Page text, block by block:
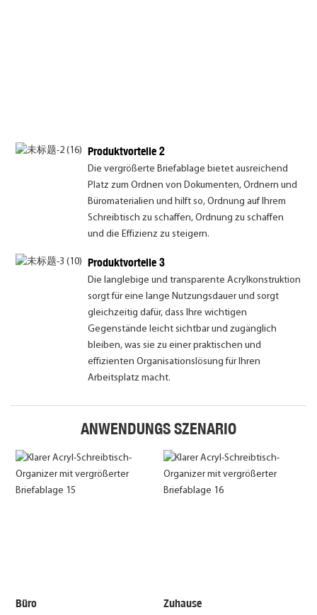
Produktvorteile 2
Die vergrößerte Briefablage bietet ausreichend
Platz zum Ordnen von Dokumenten, Ordnern und
Büromaterialien und hilft so, Ordnung auf Ihrem
Schreibtisch zu schaffen, Ordnung zu schaffen
und die Effizienz zu steigern.
Produktvorteile 3
Die langlebige und transparente Acrylkonstruktion
sorgt für eine lange Nutzungsdauer und sorgt
gleichzeitig dafür, dass Ihre wichtigen
Gegenstände leicht sichtbar und zugänglich
bleiben, was sie zu einer praktischen und
effizienten Organisationslösung für Ihren
Arbeitsplatz macht.
ANWENDUNGS SZENARIO
Büro Zuhause